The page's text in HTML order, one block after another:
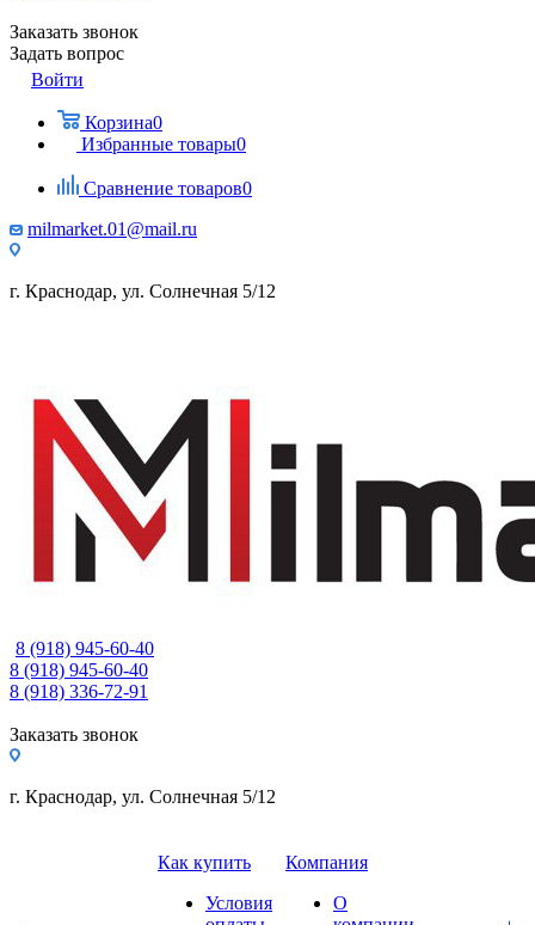
Заказать звонок
Задать вопрос
Войти
Корзина0
Избранные товары0
Сравнение товаров0
milmarket.01@mail.ru
г. Краснодар, ул. Солнечная 5/12
8 (918) 945-60-40
8 (918) 945-60-40
8 (918) 336-72-91
Заказать звонок
г. Краснодар, ул. Солнечная 5/12
Как купить
Условия
Компания
О